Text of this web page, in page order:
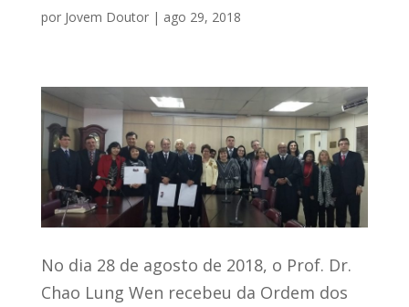
por Jovem Doutor| ago 29, 2018
No dia 28 de agosto de 2018, o Prof. Dr.
Chao Lung Wen recebeu da Ordem dos